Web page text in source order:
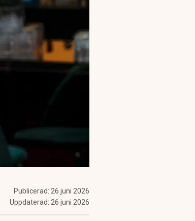
Publicerad: 26 juni 2026
Uppdaterad: 26 juni 2026